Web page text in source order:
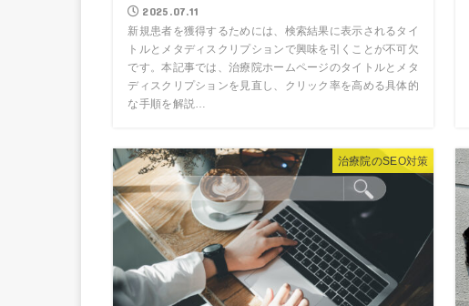
2025.07.11
新規患者を獲得するためには、検索結果に表示されるタイ
トルとメタディスクリプションで興味を引くことが不可欠
です。本記事では、治療院ホームページのタイトルとメタ
ディスクリプションを見直し、クリック率を高める具体的
な手順を解説…
治療院のSEO対策